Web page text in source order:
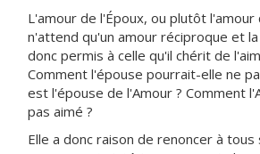
L'amour de l'Époux, ou plutôt l'amour
n'attend qu'un amour réciproque et
donc permis à celle qu'il chérit de
Comment l'épouse pourrait-elle ne
est l'épouse de l'Amour ? Comment
pas aimé ?
Elle a donc raison de renoncer à